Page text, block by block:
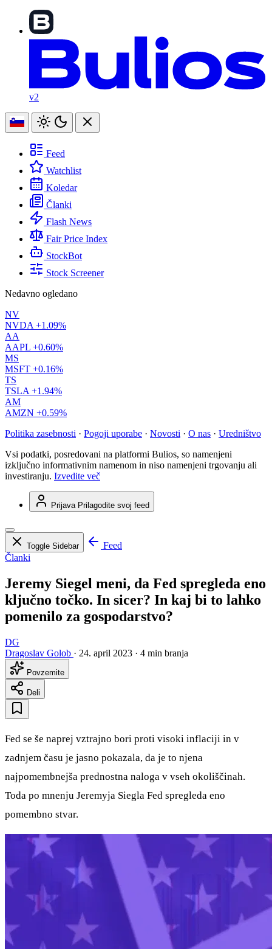
v2
Feed
Watchlist
Koledar
Članki
Flash News
Fair Price Index
StockBot
Stock Screener
Nedavno ogledano
NV
NVDA +1.09%
AA
AAPL +0.60%
MS
MSFT +0.16%
TS
TSLA +1.94%
AM
AMZN +0.59%
Politika zasebnosti · Pogoji uporabe · Novosti · O nas · Uredništvo
Vsi podatki, posredovani na platformi Bulios, so namenjeni
izključno informativnim namenom in niso namenjeni trgovanju ali
investiranju. Izvedite več
Prijava Prilagodite svoj feed
Toggle Sidebar
Feed
Članki
Jeremy Siegel meni, da Fed spregleda eno
ključno točko. In sicer? In kaj bi to lahko
pomenilo za gospodarstvo?
DG
Dragoslav Golob · 24. april 2023 · 4 min branja
Povzemite
Deli
Fed se še naprej vztrajno bori proti visoki inflaciji in v
zadnjem času je jasno pokazala, da je to njena
najpomembnejša prednostna naloga v vseh okoliščinah.
Toda po mnenju Jeremyja Siegla Fed spregleda eno
pomembno stvar.